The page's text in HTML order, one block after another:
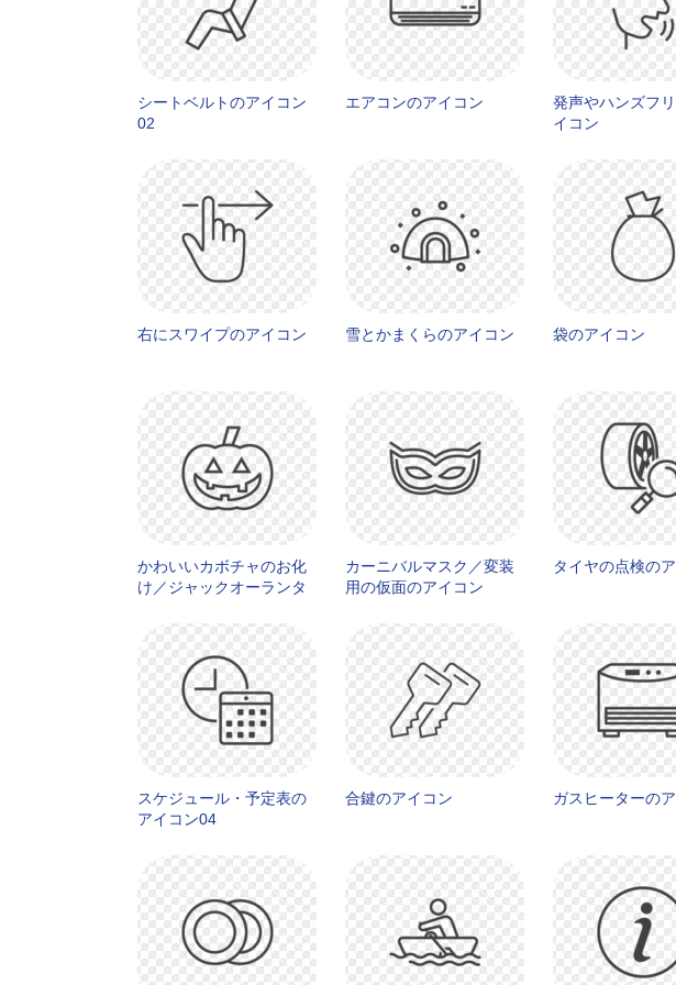
シートベルトのアイコン
02
エアコンのアイコン
発声やハンズフ
イコン
右にスワイプのアイコン 雪とかまくらのアイコン 袋のアイコン
かわいいカボチャのお化
け／ジャックオーランタ
カーニバルマスク／変装
用の仮面のアイコン
タイヤの点検の
スケジュール・予定表の
アイコン04
合鍵のアイコン ガスヒーターの